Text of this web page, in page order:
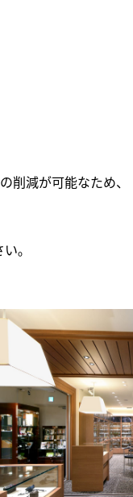
削減が可能なため
｡